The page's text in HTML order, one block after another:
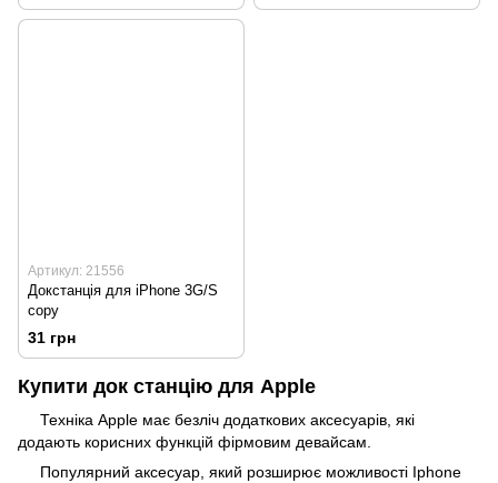
Артикул: 21556
Докстанція для iPhone 3G/S
copy
31 грн
Купити док станцію для Apple
Техніка Apple має безліч додаткових аксесуарів, які
додають корисних функцій фірмовим девайсам.
Популярний аксесуар, який розширює можливості Iphone